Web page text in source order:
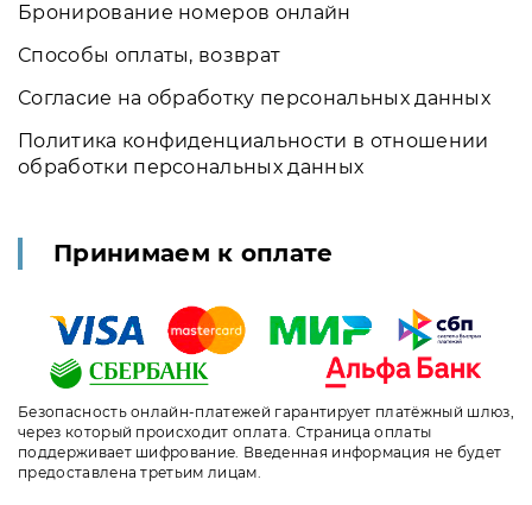
Бронирование номеров онлайн
Способы оплаты, возврат
Согласие на обработку персональных данных
Политика конфиденциальности в отношении
обработки персональных данных
Принимаем к оплате
Безопасность онлайн-платежей гарантирует платёжный шлюз,
через который происходит оплата. Страница оплаты
поддерживает шифрование. Введенная информация не будет
предоставлена третьим лицам.